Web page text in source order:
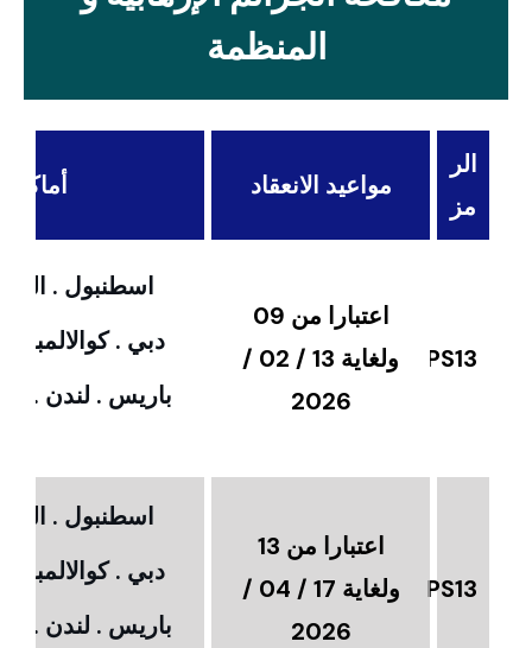
المنظمة
الر
مز
مواعيد الانعقاد أماكن
PS13
اعتبارا من 09
ولغاية 13 / 02 /
2026
اسطنبول .
دبي .
باريس . لندن .
PS13
اعتبارا من 13
ولغاية 17 / 04 /
2026
اسطنبول .
دبي .
باريس . لندن .